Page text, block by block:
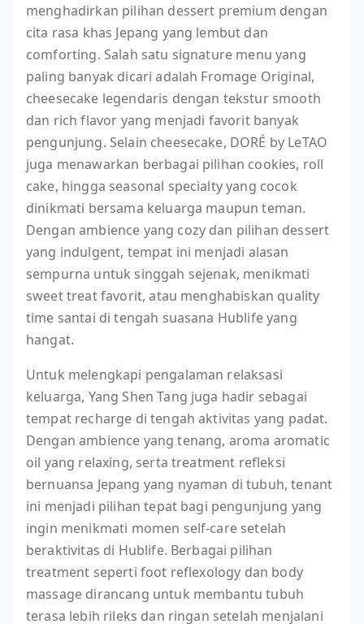
menghadirkan pilihan dessert premium dengan
cita rasa khas Jepang yang lembut dan
comforting. Salah satu signature menu yang
paling banyak dicari adalah Fromage Original,
cheesecake legendaris dengan tekstur smooth
dan rich flavor yang menjadi favorit banyak
pengunjung. Selain cheesecake, DORÉ by LeTAO
juga menawarkan berbagai pilihan cookies, roll
cake, hingga seasonal specialty yang cocok
dinikmati bersama keluarga maupun teman.
Dengan ambience yang cozy dan pilihan dessert
yang indulgent, tempat ini menjadi alasan
sempurna untuk singgah sejenak, menikmati
sweet treat favorit, atau menghabiskan quality
time santai di tengah suasana Hublife yang
hangat.
Untuk melengkapi pengalaman relaksasi
keluarga, Yang Shen Tang juga hadir sebagai
tempat recharge di tengah aktivitas yang padat.
Dengan ambience yang tenang, aroma aromatic
oil yang relaxing, serta treatment refleksi
bernuansa Jepang yang nyaman di tubuh, tenant
ini menjadi pilihan tepat bagi pengunjung yang
ingin menikmati momen self-care setelah
beraktivitas di Hublife. Berbagai pilihan
treatment seperti foot reflexology dan body
massage dirancang untuk membantu tubuh
terasa lebih rileks dan ringan setelah menjalani